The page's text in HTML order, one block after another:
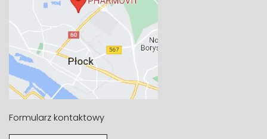
Przechowywać w temperaturze pokojowej, w suchym
miejscu, w sposób niedostępny dla małych dzieci.
Składniki: Woda demineralizowana; zagęszczony sok
jabłkowy; mix koncentratów i przecierów z owoców:
ananasa, pomarańczy, mango, banana,
marakui, liczi, gujawy, opuncji, kiwi, limonki, papai;
hydrolizowany kolagen wołowy, w tym: glicyna, l-
prolina, l-hydroksyprolina, kwas L-glutaminowy, l-
seryna, l-leucyna, lfenyloalanina, l-treonina, l-
hydroksylizyna, l-izoleucyna, l-histydyna, l-metionina, l-
Formularz kontaktowy